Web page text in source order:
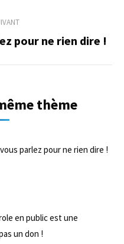
pour ne rien dire !
thème
parlez pour ne rien dire !
en public est une
un don !